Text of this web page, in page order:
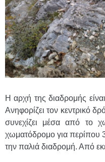
Η αρχή της διαδρομής
Ανηφορίζει τον κεντρικό
συνεχίζει μέσα από το
χωματόδρομο για περίπου
την παλιά διαδρομή. Από